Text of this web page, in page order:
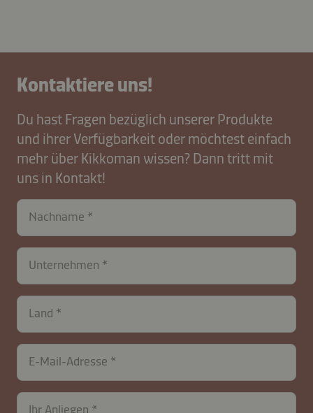
Kontaktiere uns!
Du hast Fragen bezüglich unserer Produkte
und ihrer Verfügbarkeit oder möchtest einfach
mehr über Kikkoman wissen? Dann tritt mit
uns in Kontakt!
Nachname
Unternehmen
Land
contactCH-
B2B-
26576-
GkADyg3MjHShWBY
E-Mail-Adresse
Ihr Anliegen